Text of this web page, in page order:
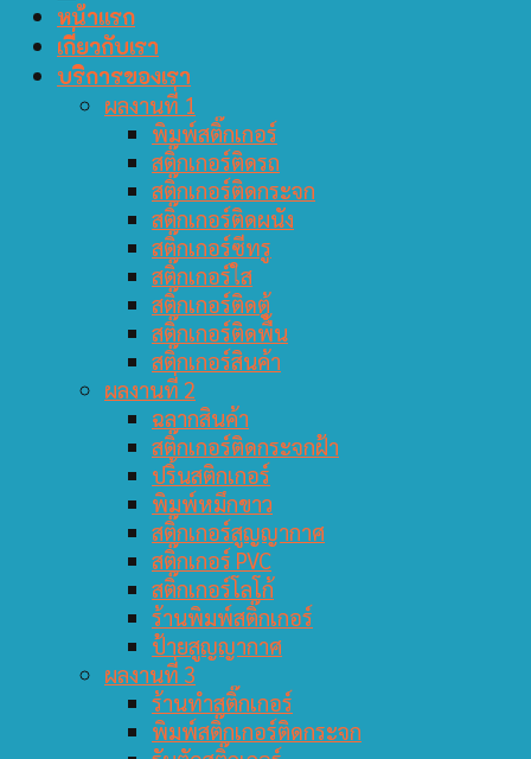
หน้าแรก
เกี่ยวกับเรา
บริการของเรา
ผลงานที่ 1
พิมพ์สติ๊กเกอร์
สติ๊กเกอร์ติดรถ
สติ๊กเกอร์ติดกระจก
สติ๊กเกอร์ติดผนัง
สติ๊กเกอร์ซีทรู
สติ๊กเกอร์ใส
สติ๊กเกอร์ติดตู้
สติ๊กเกอร์ติดพื้น
สติ๊กเกอร์สินค้า
ผลงานที่ 2
ฉลากสินค้า
สติ๊กเกอร์ติดกระจกฝ้า
ปริ้นสติกเกอร์
พิมพ์หมึกขาว
สติ๊กเกอร์สูญญากาศ
สติ๊กเกอร์ PVC
สติ๊กเกอร์โลโก้
ร้านพิมพ์สติ๊กเกอร์
ป้ายสูญญากาศ
ผลงานที่ 3
ร้านทำสติ๊กเกอร์
พิมพ์สติ๊กเกอร์ติดกระจก